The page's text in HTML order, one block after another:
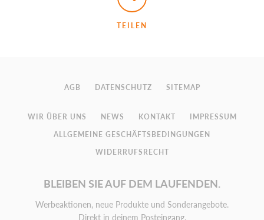
TEILEN
AGB DATENSCHUTZ SITEMAP
WIR ÜBER UNS NEWS KONTAKT
IMPRESSUM
ALLGEMEINE GESCHÄFTSBEDINGUNGEN
WIDERRUFSRECHT
BLEIBEN SIE AUF DEM LAUFENDEN.
Werbeaktionen, neue Produkte und Sonderangebote.
Direkt in deinem Posteingang.